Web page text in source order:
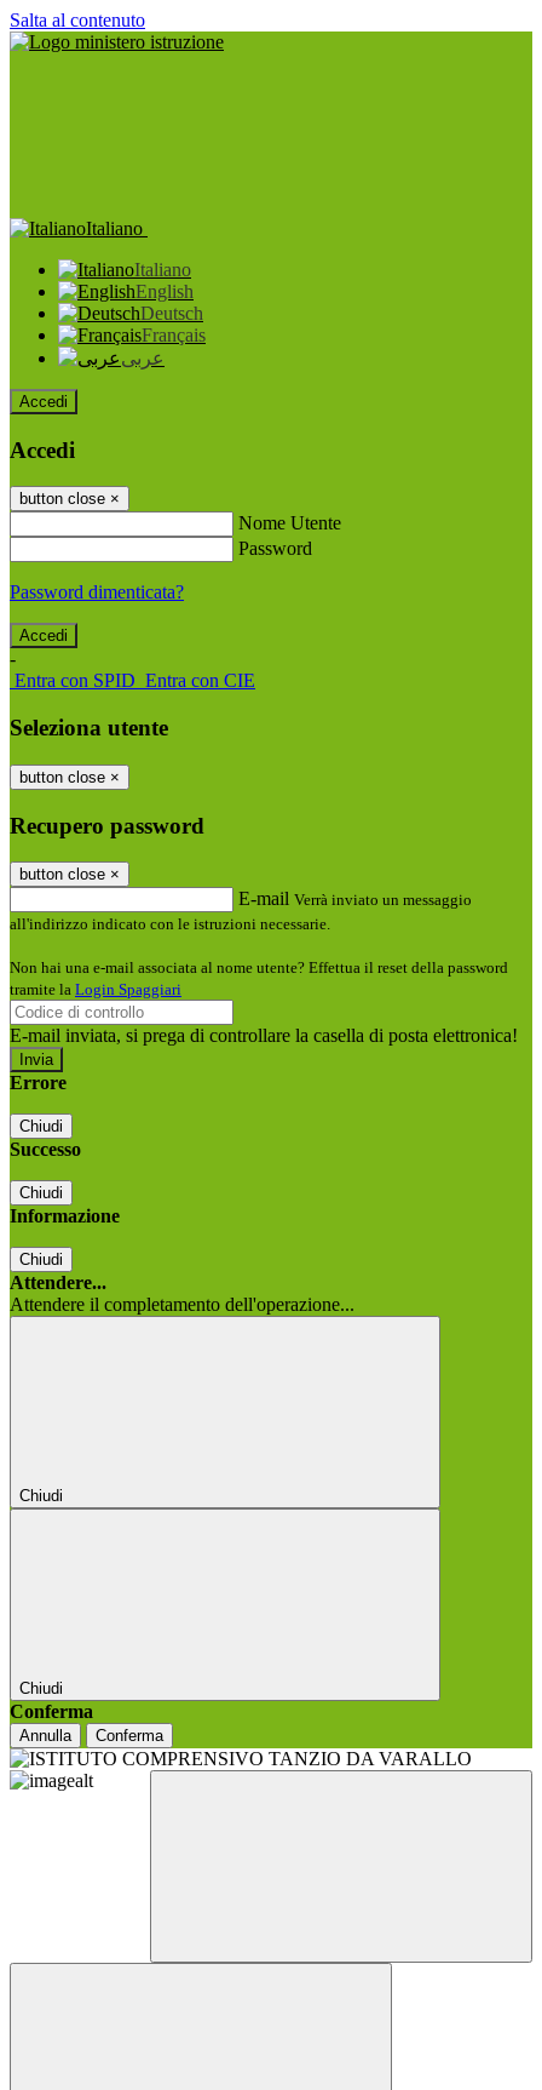
Salta al contenuto
Italiano
Italiano
English
Deutsch
Français
عربى
Accedi
Accedi
button close ×
Nome Utente
Password
Password dimenticata?
-
Entra con SPID Entra con CIE
Seleziona utente
button close ×
Recupero password
button close ×
E-mail Verrà inviato un messaggio
all'indirizzo indicato con le istruzioni necessarie.
Non hai una e-mail associata al nome utente? Effettua il reset della password
tramite la Login Spaggiari
E-mail inviata, si prega di controllare la casella di posta elettronica!
Errore
Chiudi
Successo
Chiudi
Informazione
Chiudi
Attendere...
Attendere il completamento dell'operazione...
Chiudi
Chiudi
Conferma
Annulla Conferma